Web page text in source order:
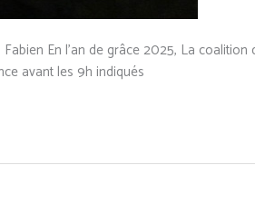
En l’an de grâce 2025, La coalition
avant les 9h indiqués